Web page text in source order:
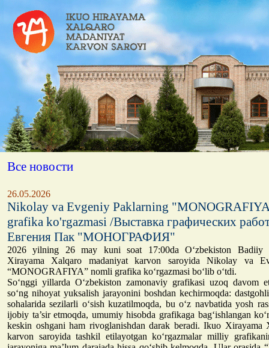
Все новости
26.05.2026
Nikolay va Evgeniy Paklarning
grafika ko'rgazmasi /Выставка графических
Евгения Пак "МОНОГРАФИЯ"
2026 yilning 26 may kuni soat 17:00da O‘zbekiston Badiiy
Xirayama Xalqaro madaniyat karvon saroyida Nikolay va
“MONOGRAFIYA” nomli grafika ko‘rgazmasi bo‘lib o‘tdi.
So‘nggi yillarda O‘zbekiston zamonaviy grafikasi uzoq davom
so‘ng nihoyat yuksalish jarayonini boshdan kechirmoqda:
sohalarida sezilarli o‘sish kuzatilmoqda, bu o‘z navbatida yosh
ijobiy ta’sir etmoqda, umumiy hisobda grafikaga bag‘ishlangan
keskin oshgani ham rivoglanishdan darak beradi. Ikuo Xirayama
karvon saroyida tashkil etilayotgan ko‘rgazmalar milliy